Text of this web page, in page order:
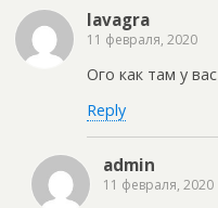
lavagra
11 февраля, 2020
Ого как там у
Reply
admin
11 февраля, 2020